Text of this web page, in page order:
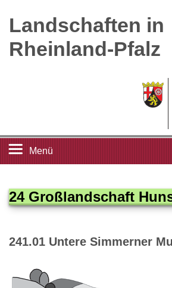
Landschaften in
Rheinland-Pfalz
Menü
Landschaftsleitbilder
Großlandschaften
Landschaftsräume
24 Großlandschaft
241.01 Untere Simmerner